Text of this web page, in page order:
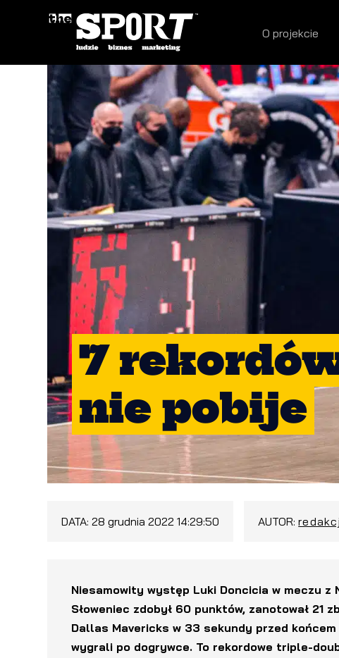
O projekcie
7
nie pobije
DATA:28 grudnia 2022 14:29:50 AUTOR:
Niesamowity występ Luki Doncicia w meczu z
Słoweniec zdobył 60 punktów, zanotował 21
Dallas Mavericks w 33 sekundy przed
wygrali po dogrywce. To rekordowe triple-